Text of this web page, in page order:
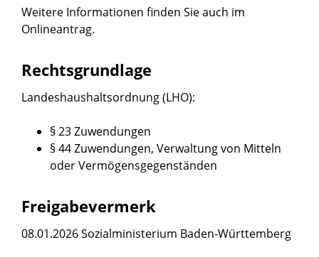
Weitere Informationen finden Sie auch im
Onlineantrag.
Rechtsgrundlage
Landeshaushaltsordnung (LHO):
§ 23 Zuwendungen
§ 44 Zuwendungen, Verwaltung von Mitteln
oder Vermögensgegenständen
Freigabevermerk
08.01.2026 Sozialministerium Baden-Württemberg